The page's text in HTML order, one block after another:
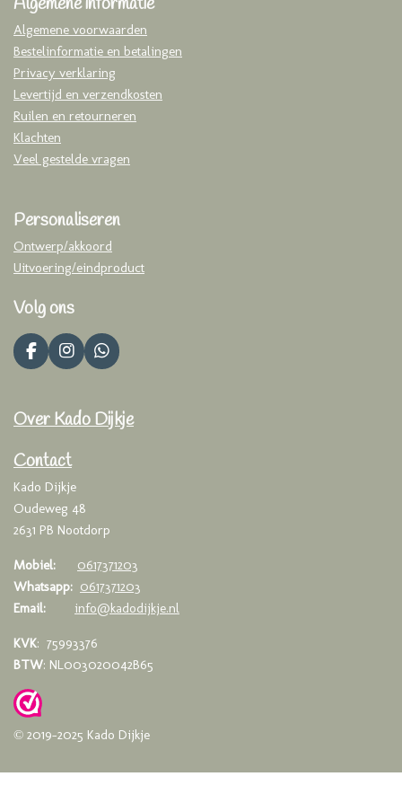
Algemene voorwaarden
Bestelinformatie en betalingen
Privacy verklaring
Levertijd en verzendkosten
Ruilen en retourneren
Klachten
Veel gestelde vragen
Personaliseren
Ontwerp/akkoord
Uitvoering/eindproduct
Volg ons
F
a
b
o
k
I
n
a
r
a
m
W
h
s
Over Kado Dijkje
Contact
Kado Dijkje
Oudeweg 48
2631 PB Nootdorp
Mobiel:
0617371203
Whatsapp: 0617371203
Email:
info@kadodijkje.nl
KVK: 75993376
BTW: NL003020042B65
© 2019-2025 Kado Dijkje